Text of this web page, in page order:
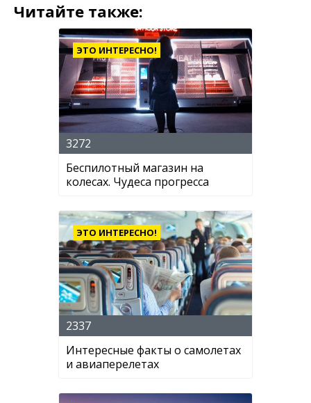
Читайте также:
ЭТО ИНТЕРЕСНО!
3272
Беспилотный магазин на
колесах. Чудеса прогресса
ЭТО ИНТЕРЕСНО!
2337
Интересные факты о самолетах
и авиаперелетах